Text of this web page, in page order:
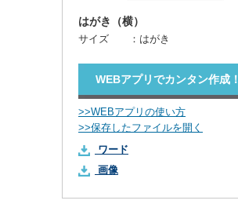
はがき（横）
サイズ ： はがき
WEBアプリでカンタン作成！
>>WEBアプリの使い方
>>保存したファイルを開く
ワード
画像